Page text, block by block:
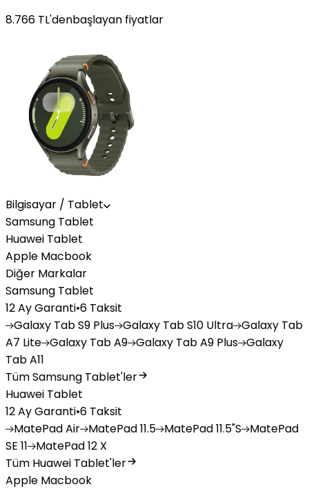
8.766 TL'denbaşlayan fiyatlar
Bilgisayar / Tablet
Samsung Tablet
Huawei Tablet
Apple Macbook
Diğer Markalar
Samsung Tablet
12 Ay Garanti•6 Taksit
Galaxy Tab S9 Plus Galaxy Tab S10 Ultra Galaxy Tab
A7 Lite Galaxy Tab A9 Galaxy Tab A9 Plus Galaxy
Tab A11
Tüm Samsung Tablet'ler
Huawei Tablet
12 Ay Garanti•6 Taksit
MatePadAir MatePad11.5 MatePad11.5"S
MatePad
SE 11
MatePad12 X
Tüm Huawei Tablet'ler
Apple Macbook